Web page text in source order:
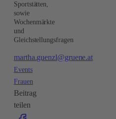
Sportstätten,
sowie
Wochenmärkte
und
Gleichstellungsfragen
martha.guenzl@gruene.at
Events
Frauen
Beitrag
teilen